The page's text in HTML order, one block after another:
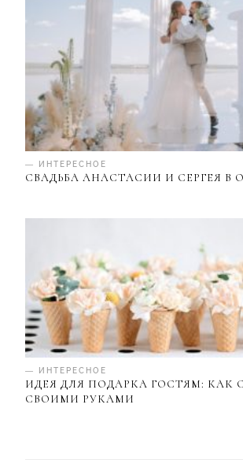
— ИНТЕРЕСНОЕ
СВАДЬБА АНАСТАСИИ И СЕРГЕЯ В
— ИНТЕРЕСНОЕ
ИДЕЯ ДЛЯ ПОДАРКА ГОСТЯМ: КАК
СВОИМИ РУКАМИ